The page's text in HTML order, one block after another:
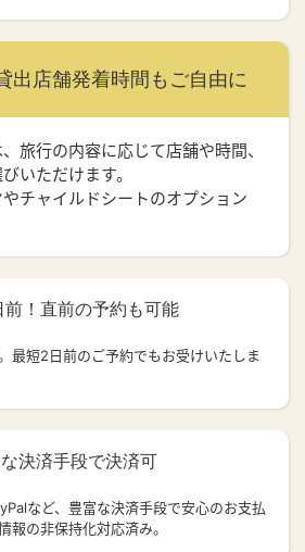
出店舗発着時間もご自由に
旅行の内容に応じて店舗や時間、
いただけます。
チャイルドシートのオプション
前！直前の予約も可能
最短2日前のご予約でもお受けいたしま
決済手段で決済可
など、豊富な決済手段で安心のお支払
報の非保持化対応済み。